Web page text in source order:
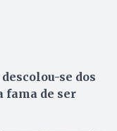
se dos
fama de ser